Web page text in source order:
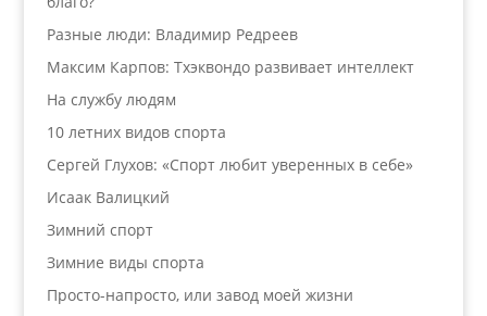
Разные люди: Владимир Редреев
Максим Карпов: Тхэквондо развивает интеллект
На службу людям
10 летних видов спорта
Сергей Глухов: «Спорт любит уверенных в себе»
Исаак Валицкий
Зимний спорт
Зимние виды спорта
Просто-напросто, или завод моей жизни